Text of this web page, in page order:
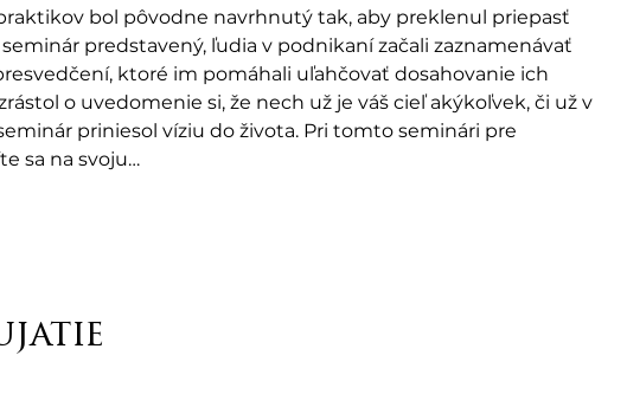
bol pôvodne navrhnutý tak, aby preklenul priepasť
predstavený, ľudia v podnikaní začali zaznamenávať
ktoré im pomáhali uľahčovať dosahovanie ich
o uvedomenie si, že nech už je váš cieľ akýkoľvek, či už v
priniesol víziu do života. Pri tomto seminári pre
sa na svoju…